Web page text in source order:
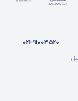
021-91003520